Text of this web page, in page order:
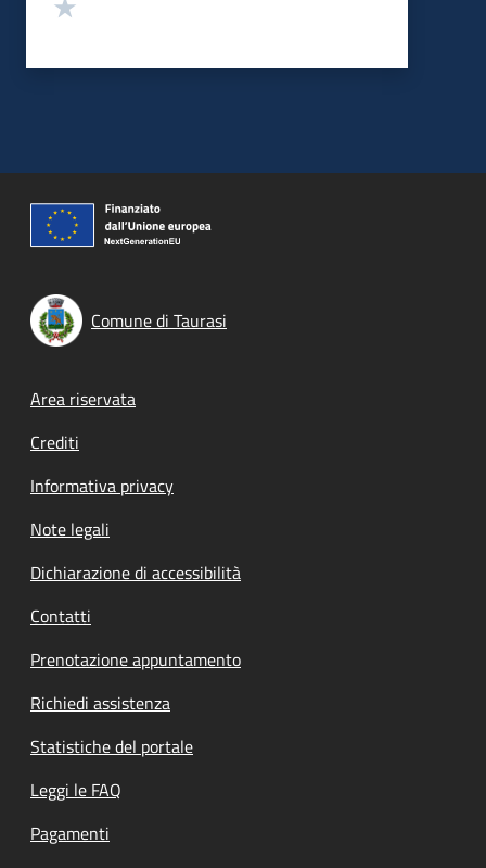
Comune di Taurasi
Footer menu
Area riservata
Crediti
Informativa privacy
Note legali
Dichiarazione di accessibilità
Contatti
Prenotazione appuntamento
Richiedi assistenza
Statistiche del portale
Leggi le FAQ
Pagamenti